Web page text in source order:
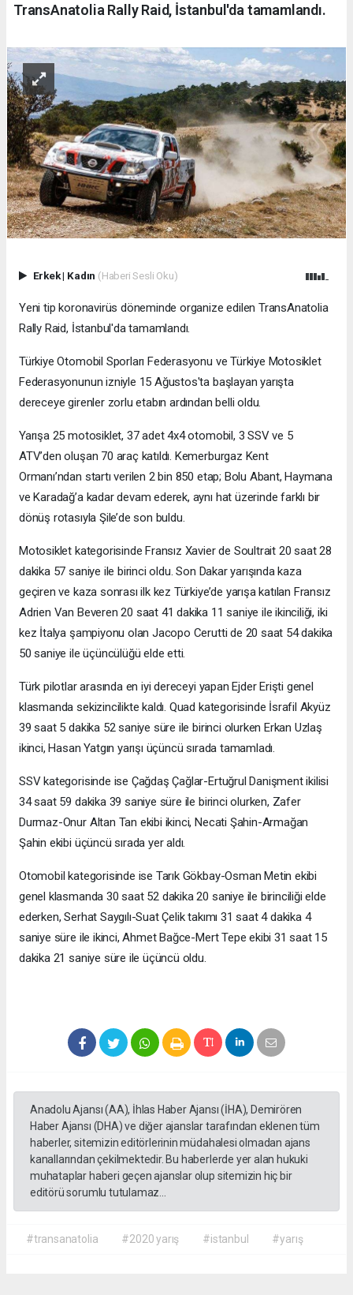
TransAnatolia Rally Raid, İstanbul'da tamamlandı.
Erkek| Kadın (Haberi Sesli Oku)
Yeni tip koronavirüs döneminde organize edilen TransAnatolia
Rally Raid, İstanbul'da tamamlandı.
Türkiye Otomobil Sporları Federasyonu ve Türkiye Motosiklet
Federasyonunun izniyle 15 Ağustos'ta başlayan yarışta
dereceye girenler zorlu etabın ardından belli oldu.
Yarışa 25 motosiklet, 37 adet 4x4 otomobil, 3 SSV ve 5
ATV’den oluşan 70 araç katıldı. Kemerburgaz Kent
Ormanı’ndan startı verilen 2 bin 850 etap; Bolu Abant, Haymana
ve Karadağ’a kadar devam ederek, aynı hat üzerinde farklı bir
dönüş rotasıyla Şile’de son buldu.
Motosiklet kategorisinde Fransız Xavier de Soultrait 20 saat 28
dakika 57 saniye ile birinci oldu. Son Dakar yarışında kaza
geçiren ve kaza sonrası ilk kez Türkiye’de yarışa katılan Fransız
Adrien Van Beveren 20 saat 41 dakika 11 saniye ile ikinciliği, iki
kez İtalya şampiyonu olan Jacopo Cerutti de 20 saat 54 dakika
50 saniye ile üçüncülüğü elde etti.
Türk pilotlar arasında en iyi dereceyi yapan Ejder Erişti genel
klasmanda sekizincilikte kaldı. Quad kategorisinde İsrafil Akyüz
39 saat 5 dakika 52 saniye süre ile birinci olurken Erkan Uzlaş
ikinci, Hasan Yatgın yarışı üçüncü sırada tamamladı.
SSV kategorisinde ise Çağdaş Çağlar-Ertuğrul Danişment ikilisi
34 saat 59 dakika 39 saniye süre ile birinci olurken, Zafer
Durmaz-Onur Altan Tan ekibi ikinci, Necati Şahin-Armağan
Şahin ekibi üçüncü sırada yer aldı.
Otomobil kategorisinde ise Tarık Gökbay-Osman Metin ekibi
genel klasmanda 30 saat 52 dakika 20 saniye ile birinciliği elde
ederken, Serhat Saygılı-Suat Çelik takımı 31 saat 4 dakika 4
saniye süre ile ikinci, Ahmet Bağce-Mert Tepe ekibi 31 saat 15
dakika 21 saniye süre ile üçüncü oldu.
Anadolu Ajansı (AA), İhlas Haber Ajansı (İHA), Demirören
Haber Ajansı (DHA) ve diğer ajanslar tarafından eklenen tüm
haberler, sitemizin editörlerinin müdahalesi olmadan ajans
kanallarından çekilmektedir. Bu haberlerde yer alan hukuki
muhataplar haberi geçen ajanslar olup sitemizin hiç bir
editörü sorumlu tutulamaz...
#transanatolia #2020 yarış #istanbul #yarış